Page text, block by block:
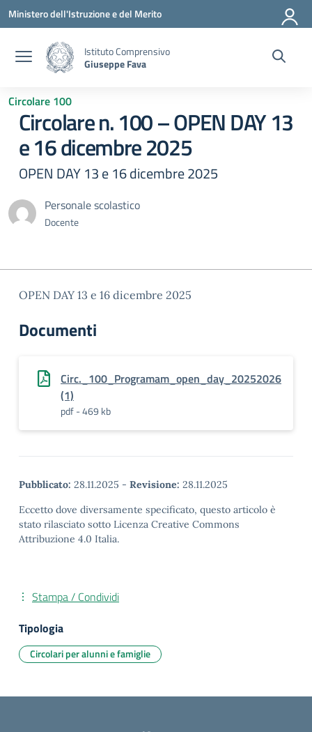
Vai ai contenuti
Vai al menu di navigazione
Vai al footer
Ministero dell'Istruzione e del Merito
Istituto Comprensivo
Giuseppe Fava
Circolare 100
Circolare n. 100 – OPEN DAY 13
e 16 dicembre 2025
OPEN DAY 13 e 16 dicembre 2025
Personale scolastico
Docente
OPEN DAY 13 e 16 dicembre 2025
Documenti
Circ._100_Programam_open_day_20252026
(1)
pdf - 469 kb
Pubblicato: 28.11.2025 - Revisione: 28.11.2025
Eccetto dove diversamente specificato, questo articolo è
stato rilasciato sotto Licenza Creative Commons
Attribuzione 4.0 Italia.
Stampa / Condividi
Tipologia
Circolari per alunni e famiglie